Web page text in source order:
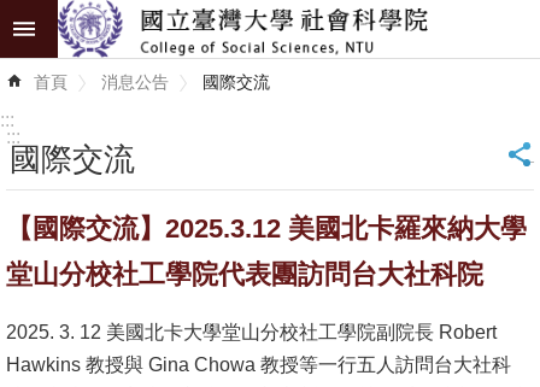
跳到主要內容區塊
進
階
識
學
首頁 消息公告 國際交流
:::
:::
國際交流 _
【國際交流】2025.3.12 美國北卡羅來納大學
堂山分校社工學院代表團訪問台大社科院
2025. 3. 12 美國北卡大學堂山分校社工學院副院長 Robert
Hawkins 教授與 Gina Chowa 教授等一行五人訪問台大社科